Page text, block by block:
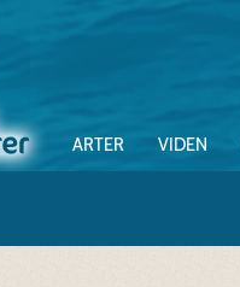
ARTER VIDEN